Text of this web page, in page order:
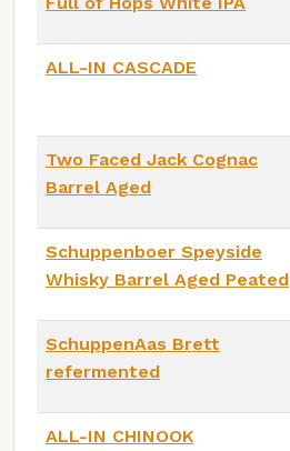
ALL-IN CASCADE
Two Faced Jack Cognac
Barrel Aged
Schuppenboer Speyside
Whisky Barrel Aged Peated
SchuppenAas Brett
refermented
ALL-IN CHINOOK